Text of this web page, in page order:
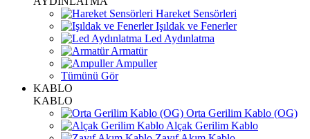
Hareket Sensörleri
Işıldak ve Fenerler
Led Aydınlatma
Armatür
Ampuller
Tümünü Gör
KABLO
KABLO
Orta Gerilim Kablo (OG)
Alçak Gerilim Kablo